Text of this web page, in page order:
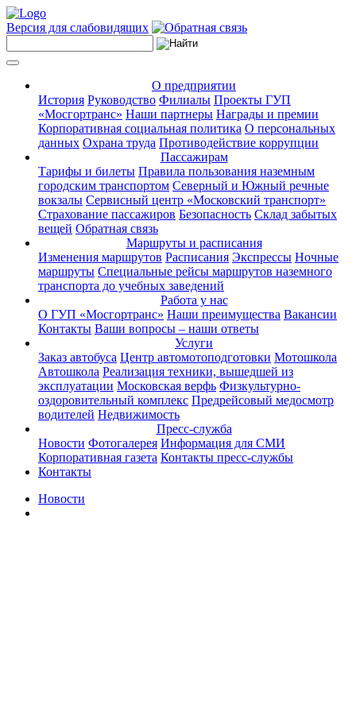
Версия для слабовидящих
О предприятии
История Руководство Филиалы Проекты ГУП
«Мосгортранс» Наши партнеры Награды и премии
Корпоративная социальная политика О персональных
данных Охрана труда Противодействие коррупции
Пассажирам
Тарифы и билеты Правила пользования наземным
городским транспортом Северный и Южный речные
вокзалы Сервисный центр «Московский транспорт»
Страхование пассажиров Безопасность Склад забытых
вещей Обратная связь
Маршруты и расписания
Изменения маршрутов Расписания Экспрессы Ночные
маршруты Специальные рейсы маршрутов наземного
транспорта до учебных заведений
Работа у нас
О ГУП «Мосгортранс» Наши преимущества Вакансии
Контакты Ваши вопросы – наши ответы
Услуги
Заказ автобуса Центр автомотоподготовки Мотошкола
Автошкола Реализация техники, вышедшей из
эксплуатации Московская верфь Физкультурно-
оздоровительный комплекс Предрейсовый медосмотр
водителей Недвижимость
Пресс-служба
Новости Фотогалерея Информация для СМИ
Корпоративная газета Контакты пресс-службы
Контакты
Новости